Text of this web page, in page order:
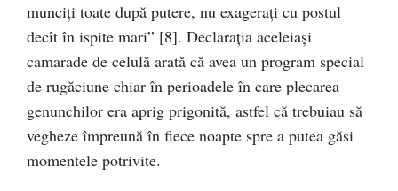
munciţi toate după putere, nu exageraţi cu postul
decît în ispite mari” [8]. Declaraţia aceleiaşi
camarade de celulă arată că avea un program special
de rugăciune chiar în perioadele în care plecarea
genunchilor era aprig prigonită, astfel că trebuiau să
vegheze împreună în fiece noapte spre a putea găsi
momentele potrivite.